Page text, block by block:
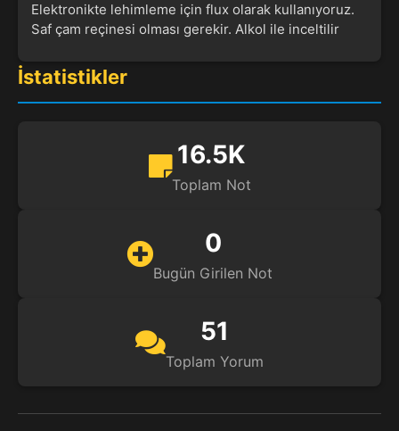
Elektronikte lehimleme için flux olarak kullanıyoruz.
Saf çam reçinesi olması gerekir. Alkol ile inceltilir
İstatistikler
16.5K
Toplam Not
0
Bugün Girilen Not
51
Toplam Yorum